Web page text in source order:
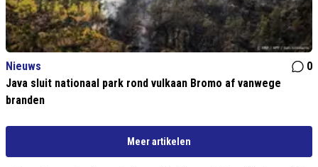
Nieuws
0
Java sluit nationaal park rond vulkaan Bromo af vanwege
branden
Meer artikelen